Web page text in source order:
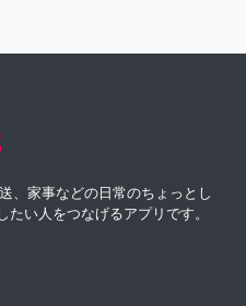
、家事などの日常のちょっとし
い人をつなげるアプリです。